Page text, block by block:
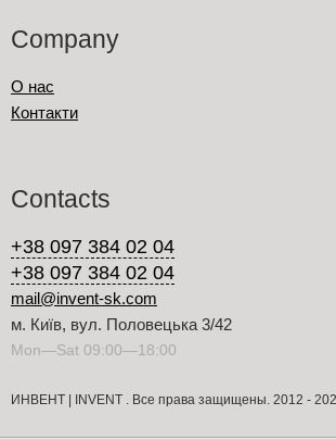
Company
О нас
Контакти
Contacts
+38 097 384 02 04
+38 097 384 02 04
mail@invent-sk.com
м. Київ, вул. Половецька 3/42
Mon—Sat 09:00—18:00
ИНВЕНТ | INVENT . Все права защищены. 2012 -